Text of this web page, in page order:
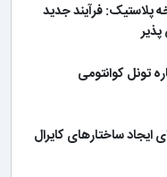
پلاستیک: فرآیند جدید
تونل کوانتومی
ساختارهای کایرال